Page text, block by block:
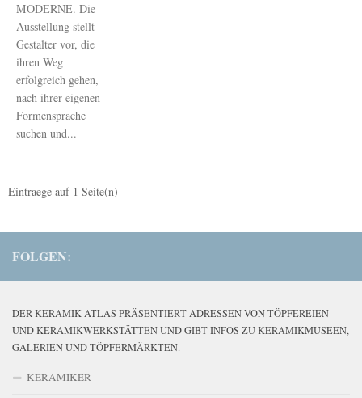
MODERNE. Die
Ausstellung stellt
Gestalter vor, die
ihren Weg
erfolgreich gehen,
nach ihrer eigenen
Formensprache
suchen und...
Eintraege auf 1 Seite(n)
FOLGEN:
DER KERAMIK-ATLAS PRÄSENTIERT ADRESSEN VON TÖPFEREIEN
UND KERAMIKWERKSTÄTTEN UND GIBT INFOS ZU KERAMIKMUSEEN,
GALERIEN UND TÖPFERMÄRKTEN.
KERAMIKER